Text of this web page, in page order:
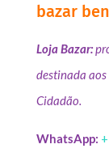
bazar
Loja Bazar:
destinada aos
Cidadão.
WhatsApp: